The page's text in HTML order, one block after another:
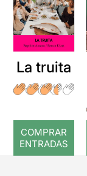
La truita
COMPRAR
ENTRADAS